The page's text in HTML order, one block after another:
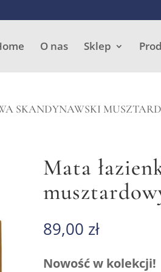
O nas Sklep
Wyszukiwarka
SKANDYNAWSKI
Mata
89,00 zł
Nowość w kolekcji!